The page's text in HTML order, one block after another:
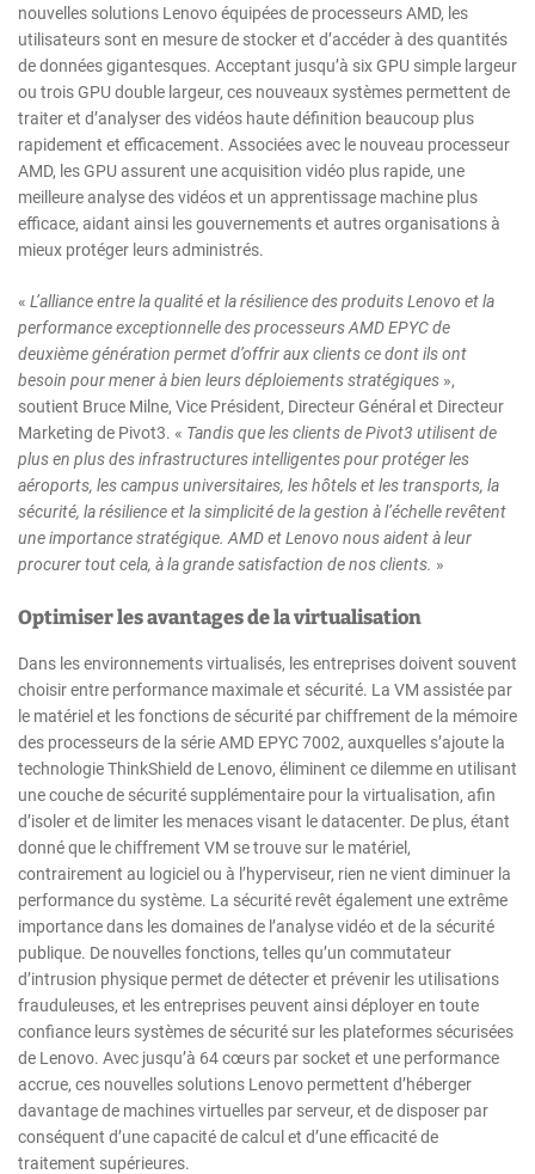
nouvelles solutions Lenovo équipées de processeurs AMD, les
utilisateurs sont en mesure de stocker et d’accéder à des quantités
de données gigantesques. Acceptant jusqu’à six GPU simple largeur
ou trois GPU double largeur, ces nouveaux systèmes permettent de
traiter et d’analyser des vidéos haute définition beaucoup plus
rapidement et efficacement. Associées avec le nouveau processeur
AMD, les GPU assurent une acquisition vidéo plus rapide, une
meilleure analyse des vidéos et un apprentissage machine plus
efficace, aidant ainsi les gouvernements et autres organisations à
mieux protéger leurs administrés.
« L’alliance entre la qualité et la résilience des produits Lenovo et la
performance exceptionnelle des processeurs AMD EPYC de
deuxième génération permet d’offrir aux clients ce dont ils ont
besoin pour mener à bien leurs déploiements stratégiques »,
soutient Bruce Milne, Vice Président, Directeur Général et Directeur
Marketing de Pivot3. « Tandis que les clients de Pivot3 utilisent de
plus en plus des infrastructures intelligentes pour protéger les
aéroports, les campus universitaires, les hôtels et les transports, la
sécurité, la résilience et la simplicité de la gestion à l’échelle revêtent
une importance stratégique. AMD et Lenovo nous aident à leur
procurer tout cela, à la grande satisfaction de nos clients. »
Optimiser les avantages de la virtualisation
Dans les environnements virtualisés, les entreprises doivent souvent
choisir entre performance maximale et sécurité. La VM assistée par
le matériel et les fonctions de sécurité par chiffrement de la mémoire
des processeurs de la série AMD EPYC 7002, auxquelles s’ajoute la
technologie ThinkShield de Lenovo, éliminent ce dilemme en utilisant
une couche de sécurité supplémentaire pour la virtualisation, afin
d’isoler et de limiter les menaces visant le datacenter. De plus, étant
donné que le chiffrement VM se trouve sur le matériel,
contrairement au logiciel ou à l’hyperviseur, rien ne vient diminuer la
performance du système. La sécurité revêt également une extrême
importance dans les domaines de l’analyse vidéo et de la sécurité
publique. De nouvelles fonctions, telles qu’un commutateur
d’intrusion physique permet de détecter et prévenir les utilisations
frauduleuses, et les entreprises peuvent ainsi déployer en toute
confiance leurs systèmes de sécurité sur les plateformes sécurisées
de Lenovo. Avec jusqu’à 64 cœurs par socket et une performance
accrue, ces nouvelles solutions Lenovo permettent d’héberger
davantage de machines virtuelles par serveur, et de disposer par
conséquent d’une capacité de calcul et d’une efficacité de
traitement supérieures.